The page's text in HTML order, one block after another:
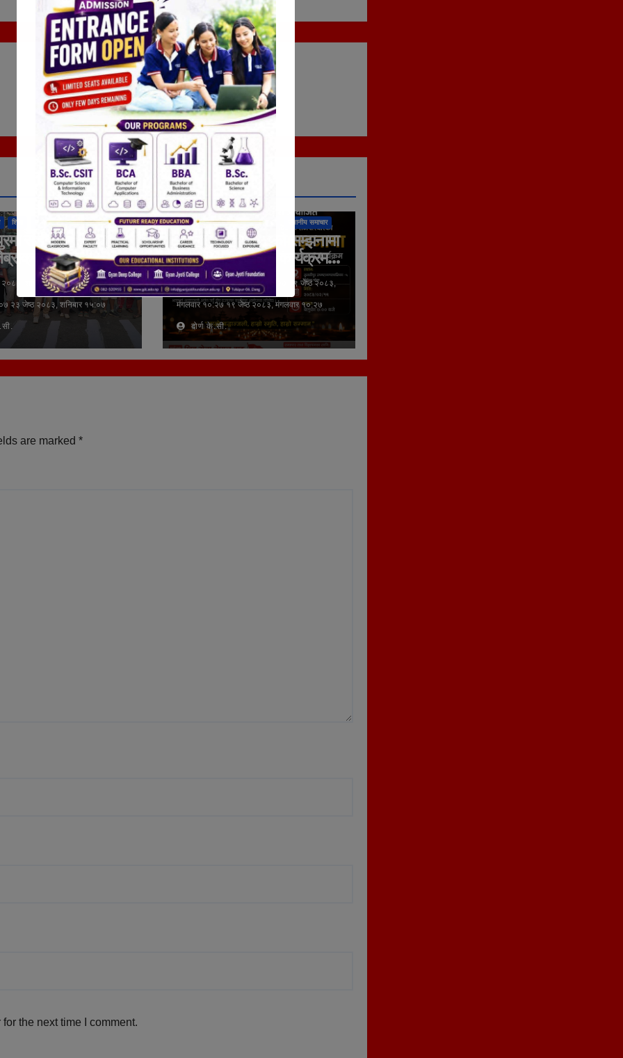
उपमहानगरपालिका राष्ट्रिय
शिक्षा समाचार स्थानीय समाचार
सडक सुरक्षाका
निर्माण
शनिबार १५:०७ २३ जेष्ठ २०८३,
२३ जेष्ठ २०८३, शनिबार १५:०७
अन्तर्राष्ट्रिय कुराकानी तुलसीपुर उपमहानगरपालिका
राजनीति लुम्बिनी प्रदेश समाचार स्थानीय समाचार
दिवंगत राजपरिवारको सम्झनामा
आज दीप प्रज्वलन कार्यक्रम
गरिने१९ जेष्ठ २०८३, मंगलवार १०:२७ १९ जेष्ठ २०८३,
मंगलवार १०:२७ १९ जेष्ठ २०८३, मंगलवार १०:२७
दोर्ण के.सी.
are marked *
the next time I comment.